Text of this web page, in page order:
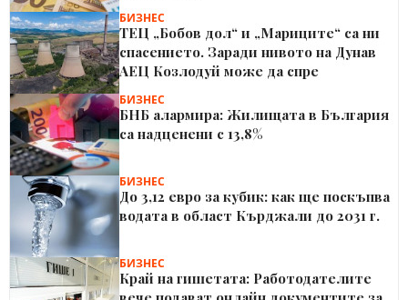
БИЗНЕС
ТЕЦ „Бобов дол“ и „Мариците“ са ни
спасението. Заради нивото на Дунав
АЕЦ Козлодуй може да спре
БИЗНЕС
БНБ алармира: Жилищата в България
са надценени с 13,8%
БИЗНЕС
До 3,12 евро за кубик: как ще поскъпва
водата в област Кърджали до 2031 г.
БИЗНЕС
Край на гишетата: Работодателите